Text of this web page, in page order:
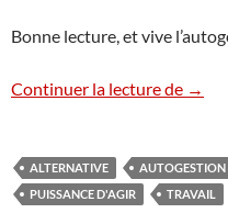
Bonne lecture, et vive
Continuer la lecture de →
ALTERNATIVE AUTOGESTION
PUISSANCE D'AGIR
TRAVAIL